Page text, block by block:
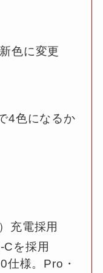
色に変更
4色になるか
）充電採用
を採用
仕様。Pro・